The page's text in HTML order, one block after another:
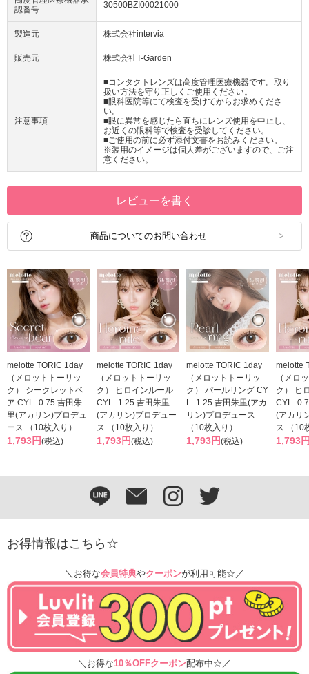
認番号
30500BZI00021000
製造元 株式会社intervia
販売元 株式会社T-Garden
注意事項
■コンタクトレンズは高度管理医療機器です。取り
扱い方法を守り正しくご使用ください。
■眼科医院等にて検査を受けてからお求めくださ
い。
■眼に異常を感じたら直ちにレンズ使用を中止し、
お近くの眼科等で検査を受診してください。
■ご使用の前に必ず添付文書をお読みください。
※装用のイメージは個人差がございますので、ご注
意ください。
レビューを書く
商品についてのお問い合わせ
melotte TORIC 1day
（メロットトーリッ
ク） シークレットベ
ア CYL:-0.75 吉田朱
里(アカリン)プロデュ
ース （10枚入り）
1,793円(税込)
melotte TORIC 1day
（メロットトーリッ
ク） ヒロインルール
CYL:-1.25 吉田朱里
(アカリン)プロデュー
ス （10枚入り）
1,793円(税込)
melotte TORIC 1day
（メロットトーリッ
ク） パールリング CY
L:-1.25 吉田朱里(アカ
リン)プロデュース
（10枚入り）
1,793円(税込)
melotte
（メロ
ク） ヒ
CYL:-
(アカリ
ス （10
1,793
お得情報はこちら☆
＼お得な会員特典やクーポンが利用可能☆／
＼お得な10％OFFクーポン配布中☆／